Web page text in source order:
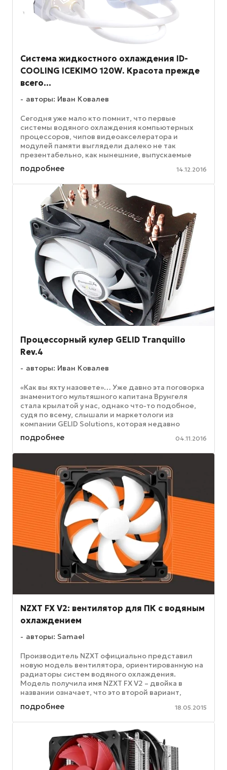
Система жидкостного охлаждения ID-
COOLING ICEKIMO 120W. Красота прежде
всего…
авторы: Иван Ковалев
Сегодня уже мало кто помнит, что первые
системы водяного охлаждения компьютерных
процессоров, чипов видеоакселератора и
модулей памяти выглядели далеко не так
презентабельно, как нынешние, выпускаемые
серийно. В то время их собирали настоящие ...
подробнее 14.12.2016
Процессорный кулер GELID Tranquillo
Rev.4
авторы: Иван Ковалев
«Как вы яхту назовете»… Уже давно эта поговорка
знаменитого мультяшного капитана Врунгеля
стала крылатой у нас, однако что-то подобное,
судя по всему, слышали и маркетологи из
компании GELID Solutions, которая недавно
выпустила свой новый, на этот ...
подробнее 04.11.2016
NZXT FX V2: вентилятор для ПК с водяным
охлаждением
авторы: Samael
Производитель NZXT официально представил
новую модель вентилятора, ориентированную на
радиаторы систем водяного охлаждения.
Модель получила имя NZXT FX V2 – двойка в
названии означает, что это второй вариант,
обновление ранее выходившего вентилятора ...
подробнее 18.05.2015